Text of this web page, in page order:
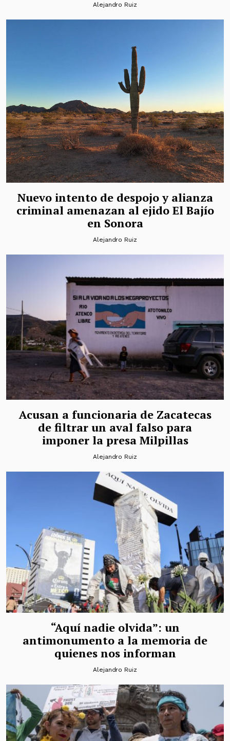
Alejandro Ruiz
Nuevo intento de despojo y alianza
criminal amenazan al ejido El Bajío
en Sonora
Alejandro Ruiz
Acusan a funcionaria de Zacatecas
de filtrar un aval falso para
imponer la presa Milpillas
Alejandro Ruiz
“Aquí nadie olvida”: un
antimonumento a la memoria de
quienes nos informan
Alejandro Ruiz